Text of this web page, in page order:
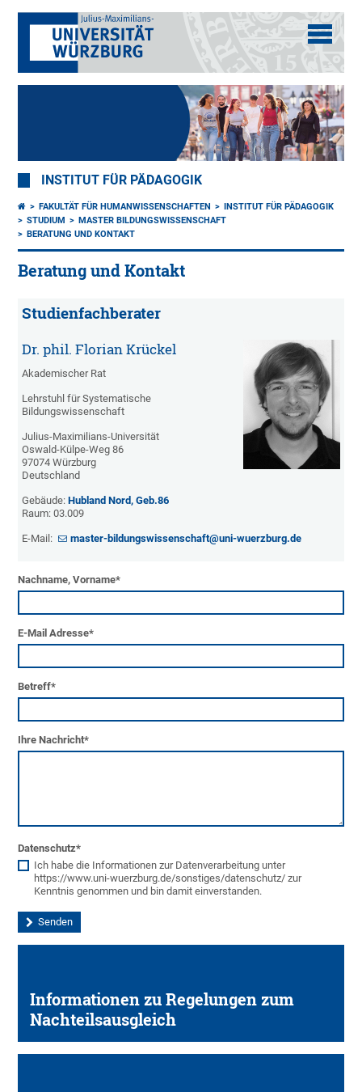
INSTITUT FÜR PÄDAGOGIK
FAKULTÄT FÜR HUMANWISSENSCHAFTEN
INSTITUT FÜR PÄDAGOGIK
STUDIUM
MASTER BILDUNGSWISSENSCHAFT
BERATUNG UND KONTAKT
Beratung und Kontakt
Studienfachberater
Dr. phil. Florian Krückel
Akademischer Rat
Lehrstuhl für Systematische
Bildungswissenschaft
Julius-Maximilians-Universität
Oswald-Külpe-Weg 86
97074 Würzburg
Deutschland
Gebäude:Hubland Nord, Geb.86
Raum: 03.009
E-Mail: master-bildungswissenschaft@uni-wuerzburg.de
Nachname, Vorname*
E-Mail Adresse*
Betreff*
Ihre Nachricht*
Datenschutz*
Ich habe die Informationen zur Datenverarbeitung unter
https://www.uni-wuerzburg.de/sonstiges/datenschutz/ zur
Kenntnis genommen und bin damit einverstanden.
Informationen zu Regelungen zum
Nachteilsausgleich